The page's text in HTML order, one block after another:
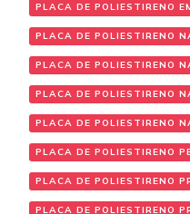
PLACA DE POLIESTIRENO
PLACA DE POLIESTIRENO
PLACA DE POLIESTIRENO
PLACA DE POLIESTIRENO
PLACA DE POLIESTIRENO
PLACA DE POLIESTIRENO
PLACA DE POLIESTIRENO
PLACA DE POLIESTIRENO